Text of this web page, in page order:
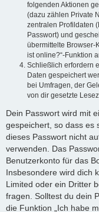
folgenden Aktionen
(dazu zählen Private
zentralen Profildaten
Passwort) und
übermittelte Browser-
ist online?“-Funktion
Schließlich erfordern
Daten gespeichert
bei Umfragen, der
von dir gesetzte
Dein Passwort wird mit
gespeichert, so dass es
dieses Passwort nicht
verwenden. Das
Benutzerkonto für das
Insbesondere wird dich
Limited oder ein Dritter
fragen. Solltest du dein
die Funktion „Ich habe